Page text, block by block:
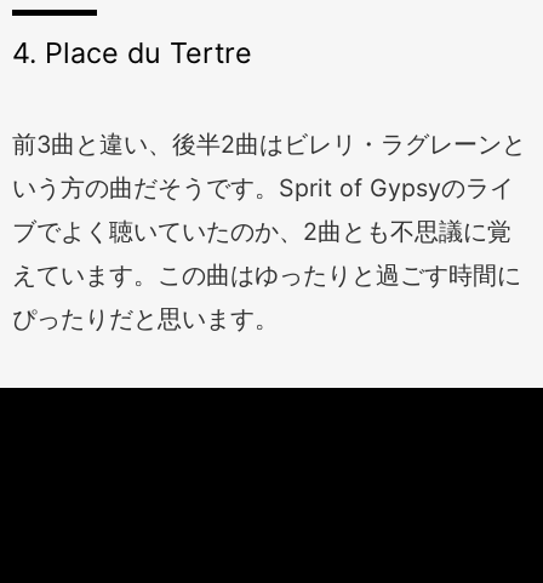
4. Place du Tertre
前3曲と違い、後半2曲はビレリ・ラグレーンと
いう方の曲だそうです。Sprit of Gypsyのライ
ブでよく聴いていたのか、2曲とも不思議に覚
えています。この曲はゆったりと過ごす時間に
ぴったりだと思います。